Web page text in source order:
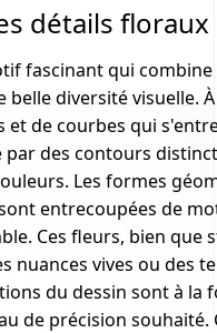
détails floraux
fascinant qui
diversité visuelle.
et de courbes qui
par des contours
Les formes
entrecoupées de
Ces fleurs, bien que
nuances vives ou des
du dessin sont à la
de précision